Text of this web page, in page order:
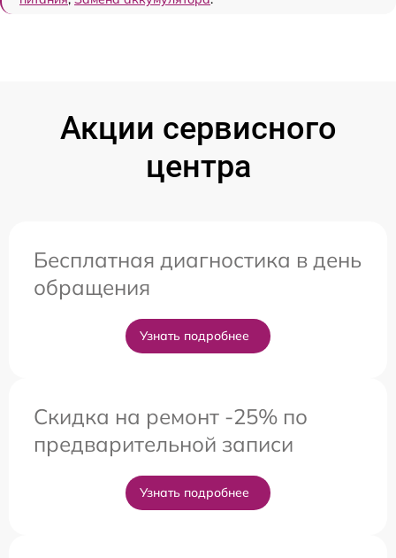
Акции сервисного
центра
Бесплатная диагностика в день
обращения
Узнать подробнее
Скидка на ремонт -25% по
предварительной записи
Узнать подробнее